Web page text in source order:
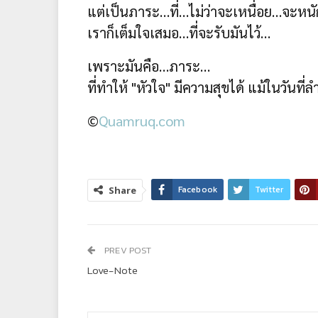
แต่เป็นภาระ…ที่…ไม่ว่าจะเหนื่อย…จะห
เราก็เต็มใจเสมอ…ที่จะรับมันไว้…
เพราะมันคือ…ภาระ…
ที่ทำให้ "หัวใจ" มีความสุขได้ แม้ในวันที่
©Quamruq.com
Share Facebook Twitter
PREV POST
Love-Note